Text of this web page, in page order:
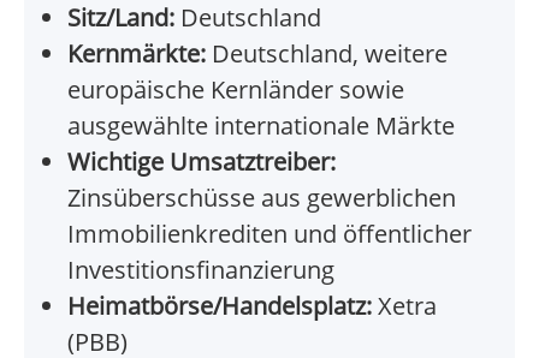
Sitz/Land: Deutschland
Kernmärkte: Deutschland, weitere
europäische Kernländer sowie
ausgewählte internationale Märkte
Wichtige Umsatztreiber:
Zinsüberschüsse aus gewerblichen
Immobilienkrediten und öffentlicher
Investitionsfinanzierung
Heimatbörse/Handelsplatz:Xetra
(PBB)